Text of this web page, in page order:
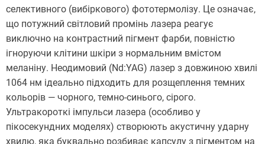
селективного (вибіркового) фототермолізу. Це означає,
що потужний світловий промінь лазера реагує
виключно на контрастний пігмент фарби, повністю
ігноруючи клітини шкіри з нормальним вмістом
меланіну. Неодимовий (Nd:YAG) лазер з довжиною хвилі
1064 нм ідеально підходить для розщеплення темних
кольорів — чорного, темно-синього, сірого.
Ультракороткі імпульси лазера (особливо у
пікосекундних моделях) створюють акустичну ударну
хвилю, яка буквально розбиває капсулу з пігментом на